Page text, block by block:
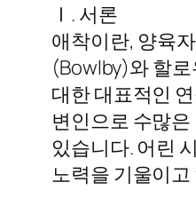
Ⅰ. 서론
애착이란, 양육
(Bowlby)와 할
대한 대표적인
변인으로 수많
있습니다. 어린
노력을 기울이